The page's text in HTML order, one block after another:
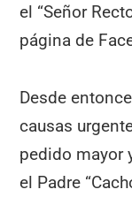
el “Señor
página de
Desde
causas
pedido mayor
el Padre